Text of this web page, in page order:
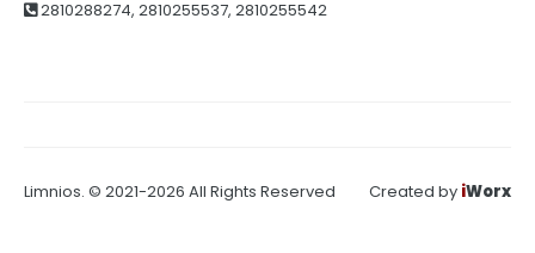
2810288274, 2810255537, 2810255542
Limnios. © 2021-2026 All Rights Reserved Created by iWorx